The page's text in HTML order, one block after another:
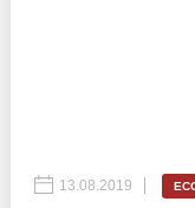
13.08.2019